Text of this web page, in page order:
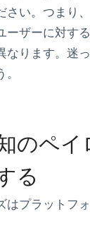
さい。つまり
ーザーに対す
なります。迷
のペイ
る
はプラットフ